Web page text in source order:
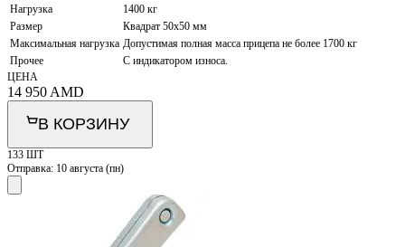
Нагрузка
1400 кг
Размер
Квадрат 50х50 мм
Максимальная нагрузка Допустимая полная масса прицепа не более 1700 кг
Прочее
С индикатором износа.
ЦЕНА
14 950 AMD
В КОРЗИНУ
133 ШТ
Отправка: 10 августа (пн)